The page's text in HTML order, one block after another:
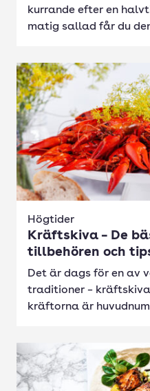
kurrande efter en
matig sallad får du
Högtider
Kräftskiva – De
tillbehören och
Det är dags för en av
traditioner –
kräftorna är